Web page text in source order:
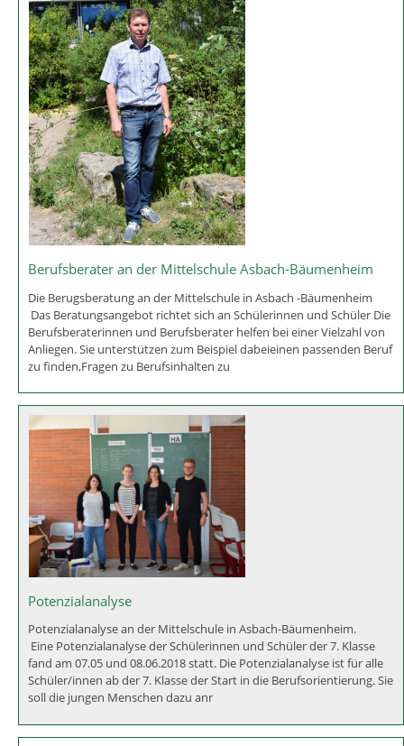
Wann kommt ein Auto zum Stehen, wenn es mit 50 km/h eine
Vollbremsung hinlegt, weil ein Kind achtlos über die Straße läuft?
Diese und weitere Fragen beantwortet Hallo Auto
den Schülerinnen und Schülern der 5. Klassen. Die Buben und
Mädchen dürfen vom Beifahrersitz aus eine Vollbremsung auslösen
und
Berufsberater an der Mittelschule Asbach-Bäumenheim
Die Berugsberatung an der Mittelschule in Asbach -Bäumenheim
Das Beratungsangebot richtet sich an Schülerinnen und Schüler Die
Berufsberaterinnen und Berufsberater helfen bei einer Vielzahl von
Anliegen. Sie unterstützen zum Beispiel dabeieinen passenden Beruf